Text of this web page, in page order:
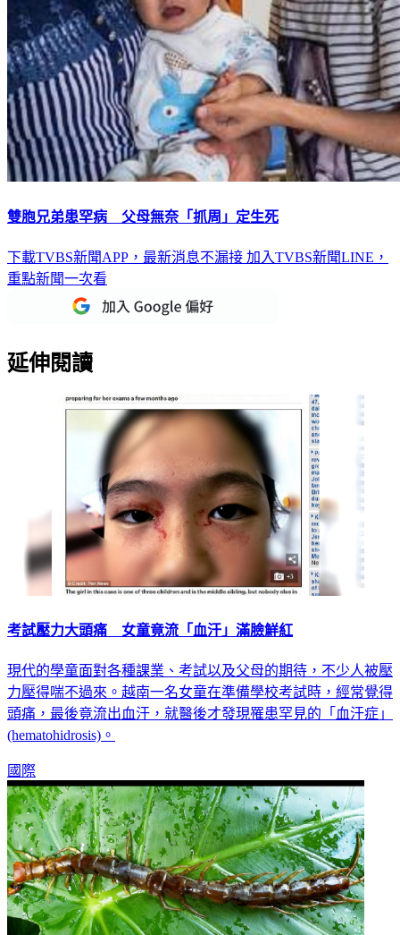
雙胞兄弟患罕病 父母無奈「抓周」定生死
下載TVBS新聞APP，最新消息不漏接 加入TVBS新聞LINE，
重點新聞一次看
延伸閱讀
考試壓力大頭痛 女童竟流「血汗」滿臉鮮紅
現代的學童面對各種課業、考試以及父母的期待，不少人被壓
力壓得喘不過來。越南一名女童在準備學校考試時，經常覺得
頭痛，最後竟流出血汗，就醫後才發現罹患罕見的「血汗症」
(hematohidrosis)。
國際